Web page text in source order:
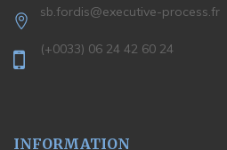
sb.fordis@executive-process.fr
(+0033) 06 24 42 60 24
INFORMATION